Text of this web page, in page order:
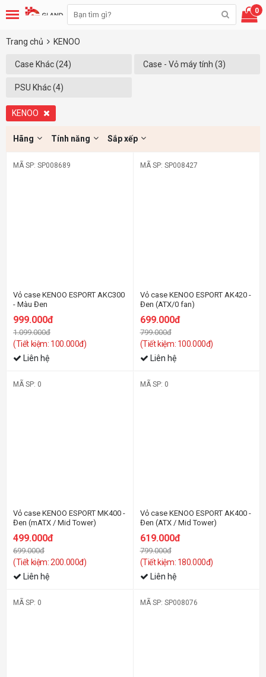
0
Trang chủ KENOO
Case Khác (24) Case - Vỏ máy tính (3)
PSU Khác (4)
KENOO
Hãng Tính năng Sắp xếp
MÃ SP: SP008689
Vỏ case KENOO ESPORT AKC300
- Màu Đen
999.000đ
1.099.000đ
(Tiết kiệm: 100.000đ)
Liên hệ
MÃ SP: SP008427
Vỏ case KENOO ESPORT AK420 -
Đen (ATX/0 fan)
699.000đ
799.000đ
(Tiết kiệm: 100.000đ)
Liên hệ
MÃ SP: 0
Vỏ case KENOO ESPORT MK400 -
Đen (mATX / Mid Tower)
499.000đ
699.000đ
(Tiết kiệm: 200.000đ)
Liên hệ
MÃ SP: 0
Vỏ case KENOO ESPORT AK400 -
Đen (ATX / Mid Tower)
619.000đ
799.000đ
(Tiết kiệm: 180.000đ)
Liên hệ
MÃ SP: 0 MÃ SP: SP008076